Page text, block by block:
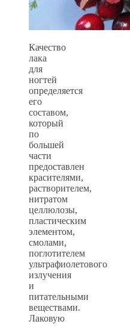
Качество
лака
для
ногтей
определяется
его
составом,
который
по
большей
части
предоставлен
красителями,
растворителем,
нитратом
целлюлозы,
пластическим
элементом,
смолами,
поглотителем
ультрафиолетового
излучения
и
питательными
веществами.
Лаковую